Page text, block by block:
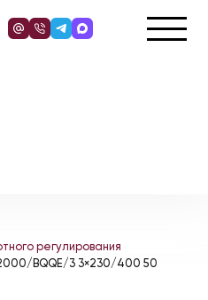
регулирования
BQQE/3 3×230/400 50